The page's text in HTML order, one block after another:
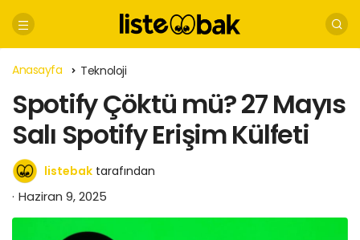
Anasayfa Teknoloji
Spotify Çöktü mü? 27 Mayıs
Salı Spotify Erişim Külfeti
listebak tarafından
Haziran 9, 2025